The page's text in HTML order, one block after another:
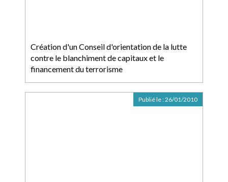
Création d'un Conseil d'orientation de la lutte
contre le blanchiment de capitaux et le
financement du terrorisme
Publié le :26/01/2010